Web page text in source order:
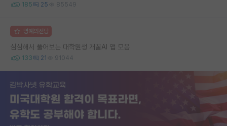
185 25 85549
명예의전당
심심해서 풀어보는 대학원생 개꿀AI 앱 모음
133 21 91044